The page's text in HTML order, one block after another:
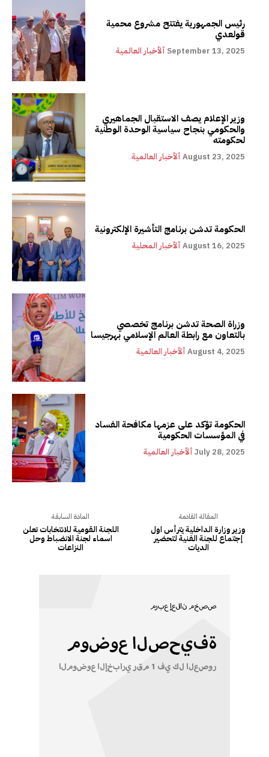
رئيس الجمهورية يفتتح مشروع محمية
قولعدي
ألأخبار العالمية September 13, 2025
وزير الإعلام يصف الاستقبال الجماهيري
والحكومي بنجاح سياسية الوحدة الوطنية
لحكومته
ألأخبار العالمية August 23, 2025
الحكومة تدشن برنامج التأشيرة الإلكترونية
ألأخبار المحلية August 16, 2025
وزراة الصحة تدشن برنامج تخصصي
بالتعاون مع رابطة العالم الإسلامي بهرجيسا
ألأخبار العالمية August 4, 2025
الحكومة تؤكد على عزمها مكافحة الفساد
في المؤسسات الحكومية
ألأخبار العالمية July 28, 2025
المادة السابقة
اللجنة القومية للانتخابات تعلن
اسماء لجنة الانضباط وحل
النزاعات
المقالة القادمة
وزير وزارة الداخلية يترأس اول
إجتماع للجنة الفنية لتحضير
الديات